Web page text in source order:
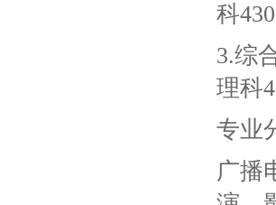
科
3.综
理科
专业
广播